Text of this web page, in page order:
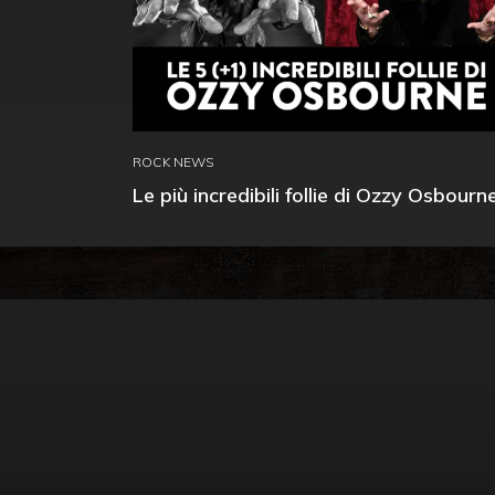
ROCK NEWS
Le più incredibili follie di Ozzy